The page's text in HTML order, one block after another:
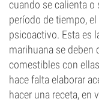
cuando se calienta o
período de tiempo, el
psicoactivo. Esta es
marihuana se deben
comestibles con
hace falta elaborar
hacer una receta, en